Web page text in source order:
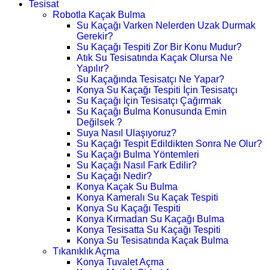
Tesisat
Robotla Kaçak Bulma
Su Kaçağı Varken Nelerden Uzak Durmak
Gerekir?
Su Kaçağı Tespiti Zor Bir Konu Mudur?
Atık Su Tesisatında Kaçak Olursa Ne
Yapılır?
Su Kaçağında Tesisatçı Ne Yapar?
Konya Su Kaçağı Tespiti İçin Tesisatçı
Su Kaçağı İçin Tesisatçı Çağırmak
Su Kaçağı Bulma Konusunda Emin
Değilsek ?
Suya Nasıl Ulaşıyoruz?
Su Kaçağı Tespit Edildikten Sonra Ne Olur?
Su Kaçağı Bulma Yöntemleri
Su Kaçağı Nasıl Fark Edilir?
Su Kaçağı Nedir?
Konya Kaçak Su Bulma
Konya Kameralı Su Kaçak Tespiti
Konya Su Kaçağı Tespiti
Konya Kırmadan Su Kaçağı Bulma
Konya Tesisatta Su Kaçağı Tespiti
Konya Su Tesisatında Kaçak Bulma
Tıkanıklık Açma
Konya Tuvalet Açma